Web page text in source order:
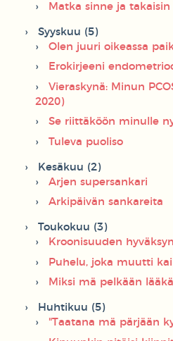
Matka sinne ja takaisin
Syyskuu (5)
Olen juuri oikeassa
Erokirjeeni
Vieraskynä: Minun
2020)
Se riittäköön minulle
Tuleva puoliso
Kesäkuu (2)
Arjen supersankari
Arkipäivän sankareita
Toukokuu (3)
Kroonisuuden
Puhelu, joka muutti
Miksi mä pelkään
Huhtikuu (5)
"Taatana mä pärjään